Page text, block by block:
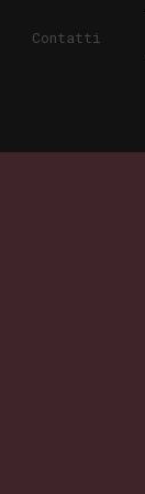
Contatti